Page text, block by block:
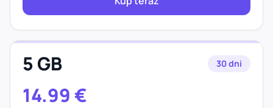
5 GB 30 dni
14.99 €